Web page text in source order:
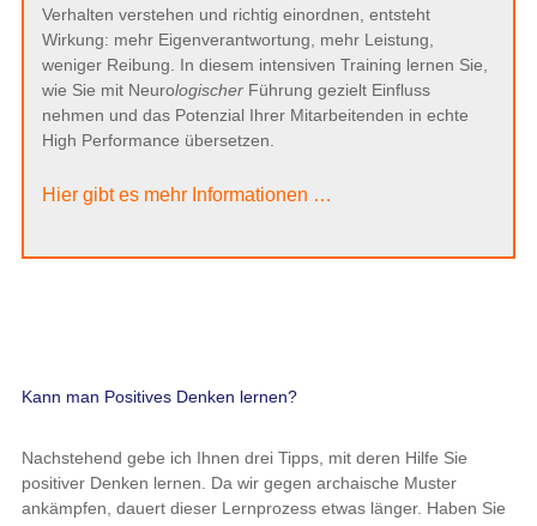
Verhalten verstehen und richtig einordnen, entsteht
Wirkung: mehr Eigenverantwortung, mehr Leistung,
weniger Reibung. In diesem intensiven Training lernen Sie,
wie Sie mit NeurologischerFührung gezielt Einfluss
nehmen und das Potenzial Ihrer Mitarbeitenden in echte
High Performance übersetzen.
Hier gibt es mehr Informationen …
Kann man Positives Denken lernen?
Nachstehend gebe ich Ihnen drei Tipps, mit deren Hilfe Sie
positiver Denken lernen. Da wir gegen archaische Muster
ankämpfen, dauert dieser Lernprozess etwas länger. Haben Sie